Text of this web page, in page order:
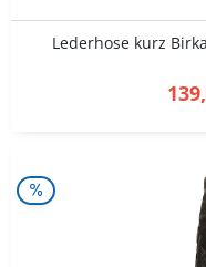
Lederhose kurz